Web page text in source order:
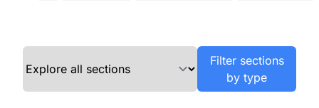
Filter sections
by type